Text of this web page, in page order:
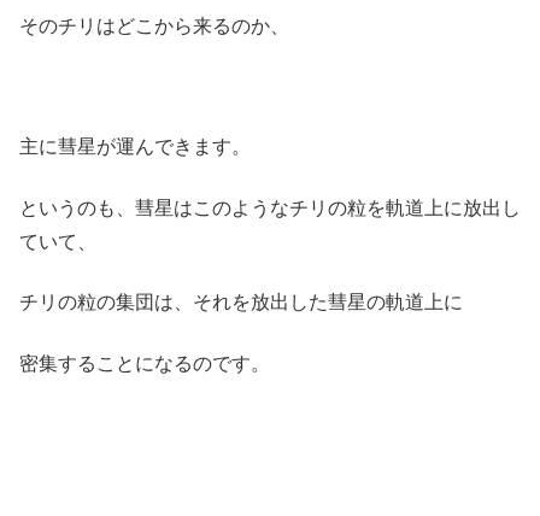
そのチリはどこから来るのか、
主に彗星が運んできます。
というのも、彗星はこのようなチリの粒を軌道上に放出し
ていて、
チリの粒の集団は、それを放出した彗星の軌道上に
密集することになるのです。